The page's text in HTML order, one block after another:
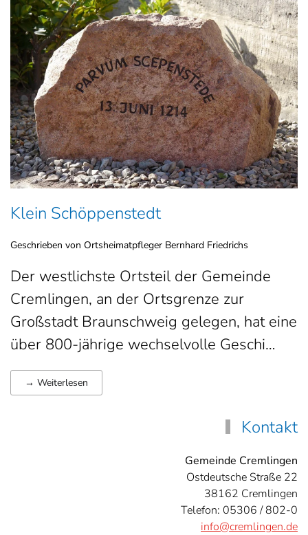
Klein Schöppenstedt
Geschrieben von Ortsheimatpfleger Bernhard Friedrichs
Der westlichste Ortsteil der Gemeinde
Cremlingen, an der Ortsgrenze zur
Großstadt Braunschweig gelegen, hat eine
über 800-jährige wechselvolle Geschi…
→ Weiterlesen
Kontakt
Gemeinde Cremlingen
Ostdeutsche Straße 22
38162 Cremlingen
Telefon: 05306 / 802-0
info@cremlingen.de